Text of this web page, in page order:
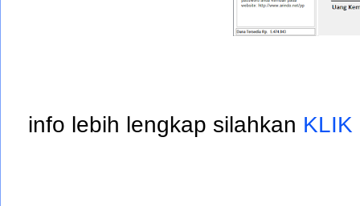
info lebih lengkap silahkan KLIK